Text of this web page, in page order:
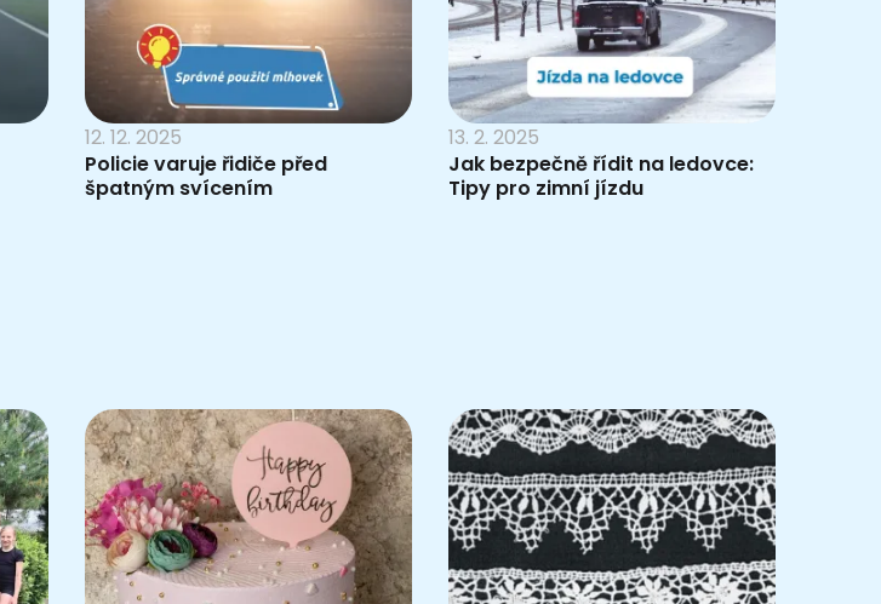
12. 12. 2025
Policie varuje řidiče před
špatným svícením
13. 2. 2025
Jak bezpečně řídit na ledovce:
Tipy pro zimní jízdu